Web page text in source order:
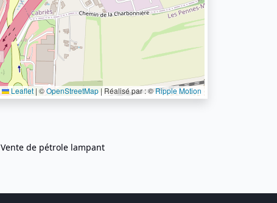
Leaflet | ©OpenStreetMap | Réalisé par : ©Ripple Motion
Vente de pétrole lampant